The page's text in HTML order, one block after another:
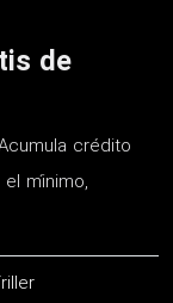
de
crédito
mínimo,